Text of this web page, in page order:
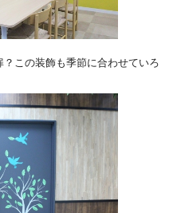
この装飾も季節に合わせていろ